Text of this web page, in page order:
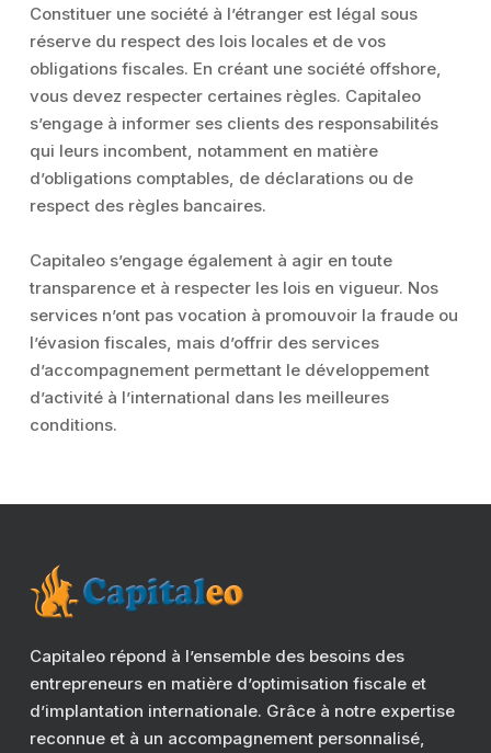
Constituer une société à l’étranger est légal sous
réserve du respect des lois locales et de vos
obligations fiscales. En créant une société offshore,
vous devez respecter certaines règles. Capitaleo
s’engage à informer ses clients des responsabilités
qui leurs incombent, notamment en matière
d’obligations comptables, de déclarations ou de
respect des règles bancaires.
Capitaleo s’engage également à agir en toute
transparence et à respecter les lois en vigueur. Nos
services n’ont pas vocation à promouvoir la fraude ou
l’évasion fiscales, mais d’offrir des services
d’accompagnement permettant le développement
d’activité à l’international dans les meilleures
conditions.
Capitaleo répond à l’ensemble des besoins des
entrepreneurs en matière d’optimisation fiscale et
d’implantation internationale. Grâce à notre expertise
reconnue et à un accompagnement personnalisé,